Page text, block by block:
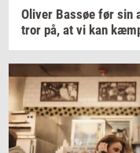
Oli­ver Bas­søe før sin
tror på, at vi kan